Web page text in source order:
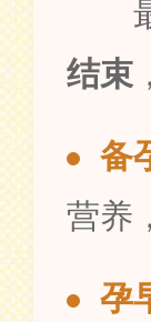
结束
备
营养
孕